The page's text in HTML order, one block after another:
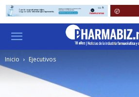
Inicio Ejecutivos